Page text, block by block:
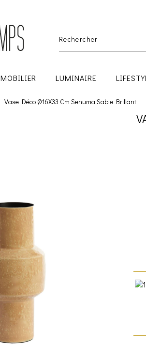
MOBILIER LUMINAIRE
Vase Déco Ø16X33 Cm Senuma Sable Brillant